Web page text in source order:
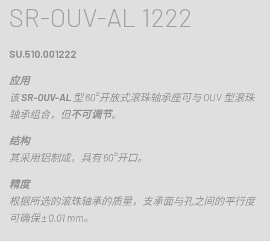
SR-OUV-AL 1222
SU.510.001222
应用
该SR-OUV-AL 型60°开放式滚珠轴承座可与OUV 型滚珠
轴承组合，但不可调节。
结构
其采用铝制成，具有60°开口。
精度
根据所选的滚珠轴承的质量，支承面与孔之间的平行度
可确保 ± 0.01 mm。